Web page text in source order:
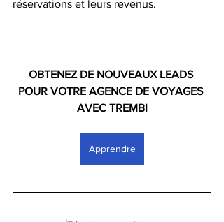
réservations et leurs revenus.
OBTENEZ DE NOUVEAUX LEADS
POUR VOTRE AGENCE DE VOYAGES
AVEC TREMBI
Apprendre